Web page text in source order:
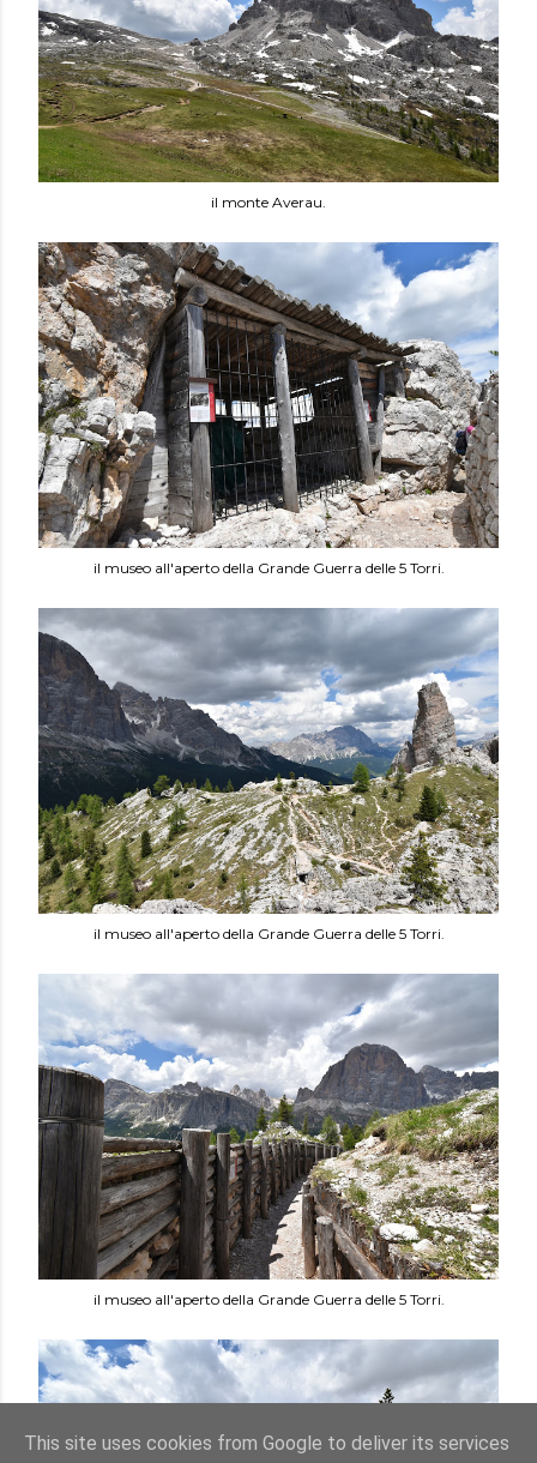
il monte Averau.
il museo all'aperto della Grande Guerra delle 5 Torri.
il museo all'aperto della Grande Guerra delle 5 Torri.
il museo all'aperto della Grande Guerra delle 5 Torri.
This site uses cookies from Google to deliver its services